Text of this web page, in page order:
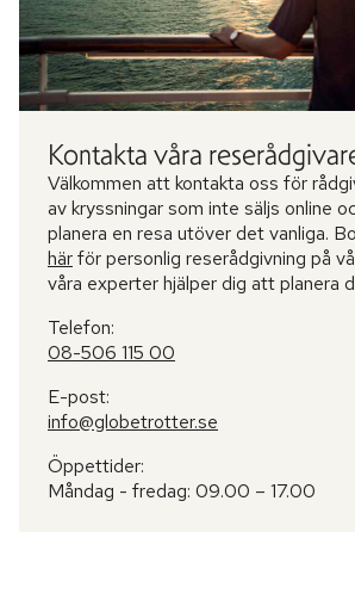
Kontakta våra
Välkommen att kontakta oss för
av kryssningar som inte säljs online
planera en resa utöver det vanliga.
härför personlig reserådgivning på
våra experter hjälper dig att planera
Telefon:
08-506 115 00
E-post:
info@globetrotter.se
Öppettider:
Måndag - fredag: 09.00 – 17.00